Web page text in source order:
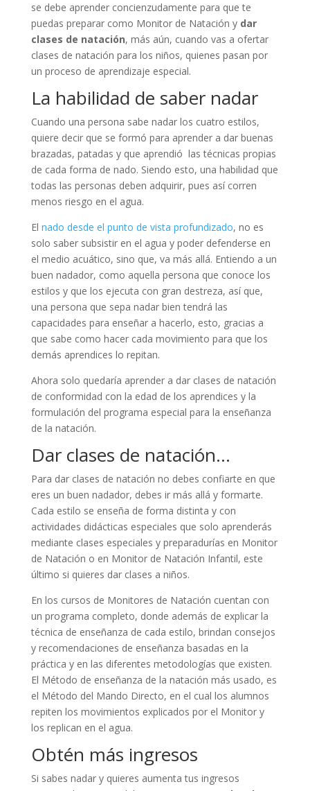
se debe aprender concienzudamente para que te
puedas preparar como Monitor de Natación y dar
clases de natación, más aún, cuando vas a ofertar
clases de natación para los niños, quienes pasan por
un proceso de aprendizaje especial.
La habilidad de saber nadar
Cuando una persona sabe nadar los cuatro estilos,
quiere decir que se formó para aprender a dar buenas
brazadas, patadas y que aprendió las técnicas propias
de cada forma de nado. Siendo esto, una habilidad que
todas las personas deben adquirir, pues así corren
menos riesgo en el agua.
El nado desde el punto de vista profundizado, no es
solo saber subsistir en el agua y poder defenderse en
el medio acuático, sino que, va más allá. Entiendo a un
buen nadador, como aquella persona que conoce los
estilos y que los ejecuta con gran destreza, así que,
una persona que sepa nadar bien tendrá las
capacidades para enseñar a hacerlo, esto, gracias a
que sabe como hacer cada movimiento para que los
demás aprendices lo repitan.
Ahora solo quedaría aprender a dar clases de natación
de conformidad con la edad de los aprendices y la
formulación del programa especial para la enseñanza
de la natación.
Dar clases de natación…
Para dar clases de natación no debes confiarte en que
eres un buen nadador, debes ir más allá y formarte.
Cada estilo se enseña de forma distinta y con
actividades didácticas especiales que solo aprenderás
mediante clases especiales y preparadurías en Monitor
de Natación o en Monitor de Natación Infantil, este
último si quieres dar clases a niños.
En los cursos de Monitores de Natación cuentan con
un programa completo, donde además de explicar la
técnica de enseñanza de cada estilo, brindan consejos
y recomendaciones de enseñanza basadas en la
práctica y en las diferentes metodologías que existen.
El Método de enseñanza de la natación más usado, es
el Método del Mando Directo, en el cual los alumnos
repiten los movimientos explicados por el Monitor y
los replican en el agua.
Obtén más ingresos
Si sabes nadar y quieres aumenta tus ingresos